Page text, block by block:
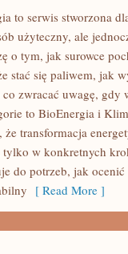
to serwis stworzona
użyteczny, ale
o tym, jak surowce
stać się paliwem, jak
co zwracać uwagę,
to BioEnergia i
transformacja
tylko w konkretnych
do potrzeb, jak
[ Read More ]